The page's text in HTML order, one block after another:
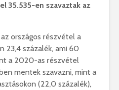
35.535-en szavaztak az
országos részvétel a
23,4 százalék, ami 60
a 2020-as részvétel
mentek szavazni, mint a
(22,0 százalék),